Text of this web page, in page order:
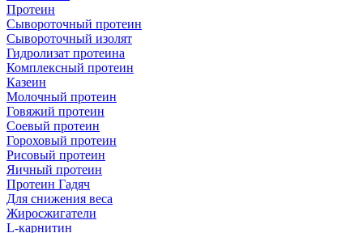
Протеин
Сывороточный протеин
Сывороточный изолят
Гидролизат протеина
Комплексный протеин
Казеин
Молочный протеин
Говяжий протеин
Соевый протеин
Гороховый протеин
Рисовый протеин
Яичный протеин
Протеин Гадяч
Для снижения веса
Жиросжигатели
L-карнитин